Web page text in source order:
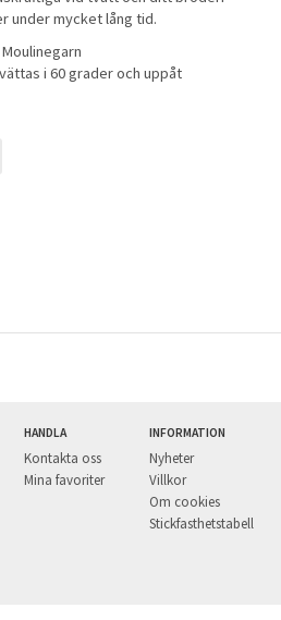
under mycket lång tid.
i 60 grader och uppåt
HANDLA
Kontakta oss
Mina favoriter
INFORMATION
Nyheter
Villkor
Om cookies
Stickfasthetstabell